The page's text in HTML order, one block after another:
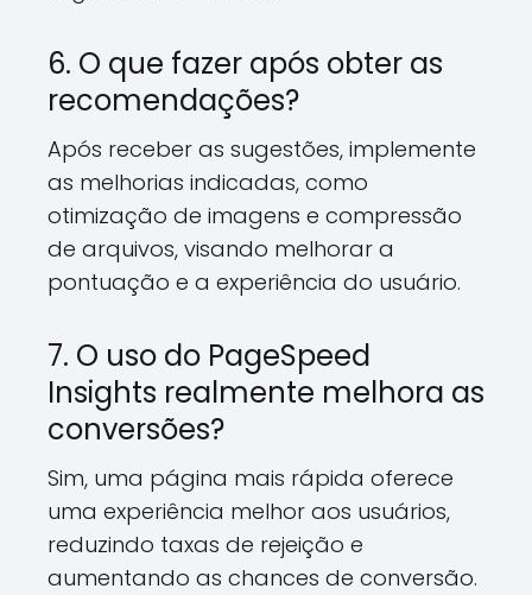
6. O que fazer após obter as
recomendações?
Após receber as sugestões, implemente
as melhorias indicadas, como
otimização de imagens e compressão
de arquivos, visando melhorar a
pontuação e a experiência do usuário.
7. O uso do PageSpeed
Insights realmente melhora as
conversões?
Sim, uma página mais rápida oferece
uma experiência melhor aos usuários,
reduzindo taxas de rejeição e
aumentando as chances de conversão.